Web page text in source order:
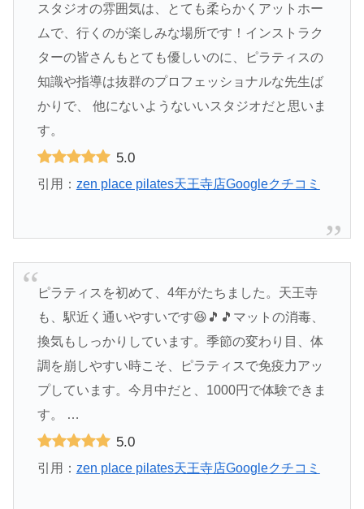
スタジオの雰囲気は、とても柔らかくアットホー
ムで、行くのが楽しみな場所です！インストラク
ターの皆さんもとても優しいのに、ピラティスの
知識や指導は抜群のプロフェッショナルな先生ば
かりで、 他にないようないいスタジオだと思いま
す。
5.0
引用： zen place pilates天王寺店Googleクチコミ
ピラティスを初めて、4年がたちました。天王寺
も、駅近く通いやすいです😆🎵🎵マットの消毒、
換気もしっかりしています。季節の変わり目、体
調を崩しやすい時こそ、ピラティスで免疫力アッ
プしています。今月中だと、1000円で体験できま
す。 …
5.0
引用： zen place pilates天王寺店Googleクチコミ